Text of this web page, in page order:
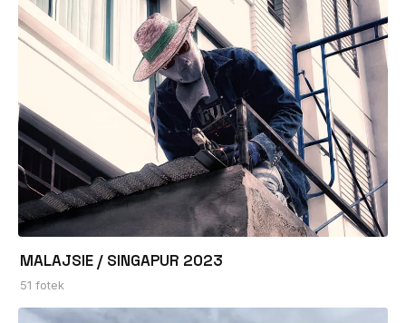
MALAJSIE / SINGAPUR 2023
51 fotek